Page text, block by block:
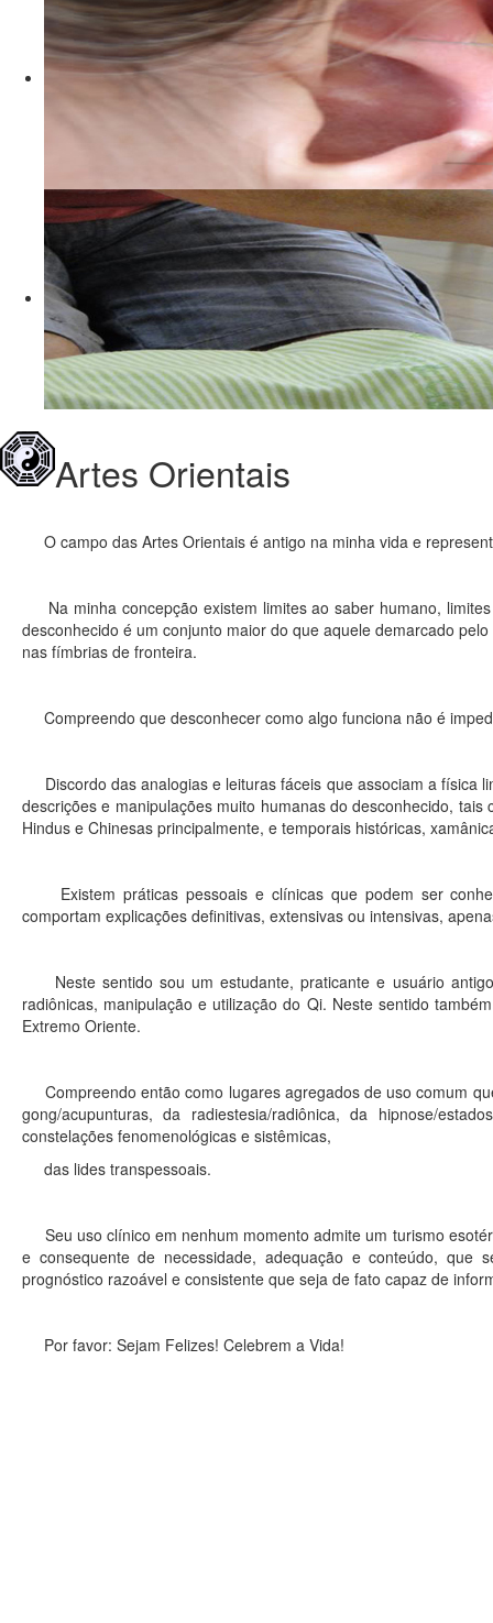
Artes Orientais
O campo das Artes Orientais é antigo na minha vida e
Na minha concepção existem limites ao saber humano,
desconhecido é um conjunto maior do que aquele demarcado
nas fímbrias de fronteira.
Compreendo que desconhecer como algo funciona não é
Discordo das analogias e leituras fáceis que associam a física
descrições e manipulações muito humanas do desconhecido,
Hindus e Chinesas principalmente, e temporais históricas,
Existem práticas pessoais e clínicas que podem ser
comportam explicações definitivas, extensivas ou intensivas,
Neste sentido sou um estudante, praticante e usuário
radiônicas, manipulação e utilização do Qi. Neste sentido
Extremo Oriente.
Compreendo então como lugares agregados de uso comum
gong/acupunturas, da radiestesia/radiônica, da hipnose/
constelações fenomenológicas e sistêmicas,
das lides transpessoais.
Seu uso clínico em nenhum momento admite um turismo
e consequente de necessidade, adequação e conteúdo, que
prognóstico razoável e consistente que seja de fato capaz de
Por favor: Sejam Felizes! Celebrem a Vida!